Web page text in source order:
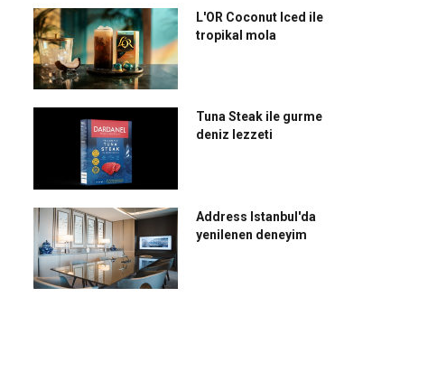
L'OR Coconut Iced ile
tropikal mola
Tuna Steak ile gurme
deniz lezzeti
Address Istanbul'da
yenilenen deneyim